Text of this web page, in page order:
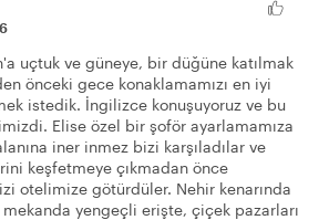
uçtuk ve güneye, bir düğüne katılmak
önceki gece konaklamamızı en iyi
istedik. İngilizce konuşuyoruz ve bu
Elise özel bir şoför ayarlamamıza
iner inmez bizi karşıladılar ve
keşfetmeye çıkmadan önce
otelimize götürdüler. Nehir kenarında
yengeçli erişte, çiçek pazarları